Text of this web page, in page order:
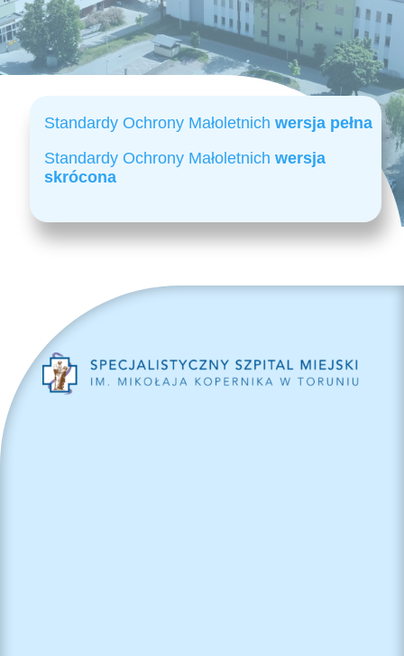
Standardy Ochrony Małoletnich wersja pełna
Standardy Ochrony Małoletnich wersja
skrócona